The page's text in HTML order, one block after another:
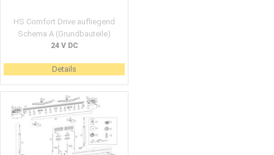
HS Comfort Drive aufliegend
Schema A (Grundbauteile)
24 V DC
Details